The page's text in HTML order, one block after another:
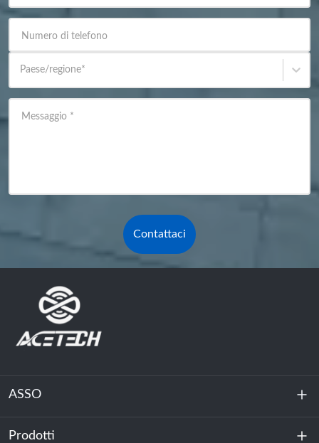
Numero di telefono
Paese/regione*
Messaggio *
Contattaci
ASSO
Chi siamo
Prodotti